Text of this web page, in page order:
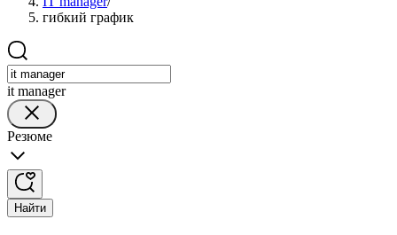
гибкий график
it manager
Резюме
Найти